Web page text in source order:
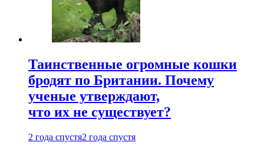
Таинственные огромные кошки
бродят по Британии. Почему
ученые утверждают,
что их не существует?
2 года спустя2 года спустя